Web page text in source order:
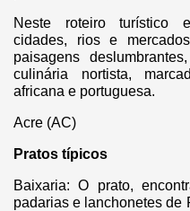
Neste roteiro turístico
cidades, rios e
paisagens
culinária nortista,
africana e portuguesa.
Acre (AC)
Pratos típicos
Baixaria: O prato,
padarias e lanchonetes de